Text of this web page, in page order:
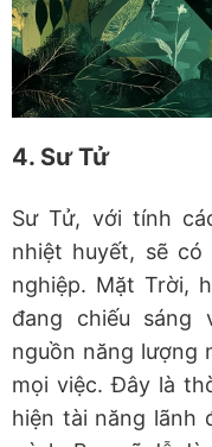
4. Sư Tử
Sư Tử, với tính
nhiệt huyết, sẽ
nghiệp. Mặt Trời,
đang chiếu sáng
nguồn năng lượng
mọi việc. Đây là
hiện tài năng lãnh